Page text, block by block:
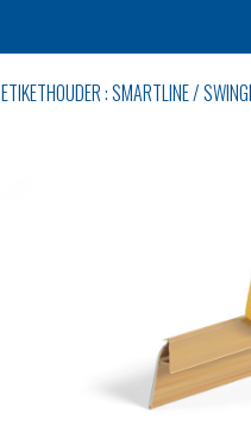
ETIKETHOUDER : SMARTLINE /